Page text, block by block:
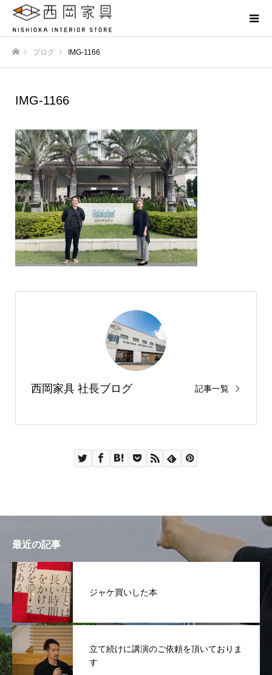
ブログ IMG-1166
IMG-1166
西岡家具 社長ブログ 記事一覧
最近の記事
ジャケ買いした本
立て続けに講演のご依頼を頂いておりま
す